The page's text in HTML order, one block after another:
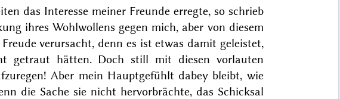
das Interesse meiner Freunde erregte, so schrieb
ihres Wohlwollens gegen mich, aber von diesem
verursacht, denn es ist etwas damit geleistet,
getraut hätten. Doch still mit diesen vorlauten
Aber mein Hauptgefühlt dabey bleibt, wie
die Sache sie nicht hervorbrächte, das Schicksal